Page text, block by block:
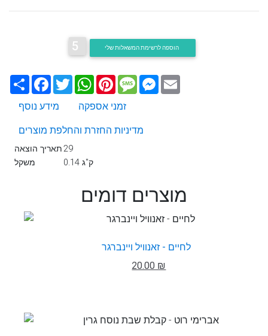
5
שתף Facebook
TwitterWhatsApp
PinterestMessageMessenger
מידע נוסף
זמני אספקה
מדיניות החזרת והחלפת מוצרים
תאריך הוצאה29
משקל
0.14 ק"ג
מוצרים דומים
לחיים - זאנוויל ויינברגר
20.00 ₪